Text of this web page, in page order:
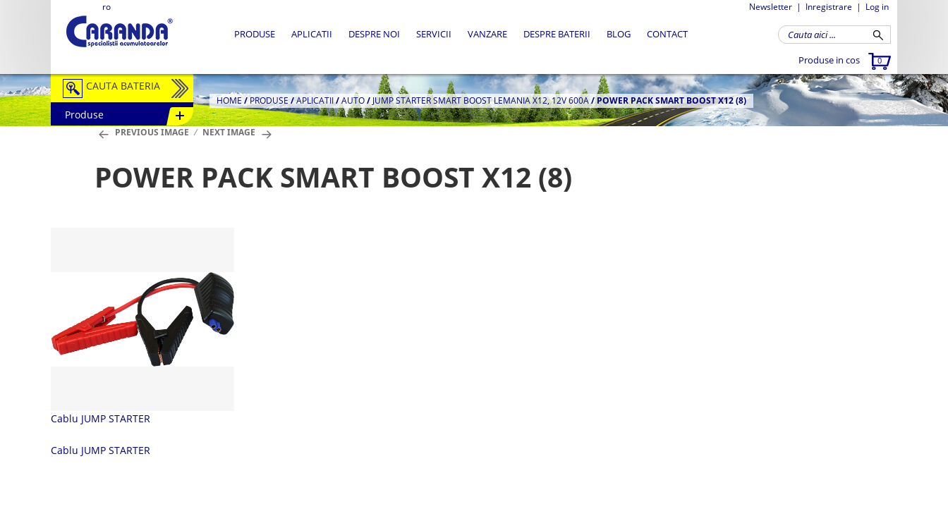
ro Newsletter | Inregistrare | Log in
Produse in cos 0
PRODUSE APLICATII DESPRE NOI SERVICII VANZARE DESPRE BATERII BLOG CONTACT
CAUTA BATERIA
Auto / Moto
Semitractiune
Fotovoltaice
Produse
HOME/PRODUSE /APLICATII/AUTO/ JUMP STARTER SMART BOOST LEMANIA X12, 12V 600A/POWER PACK SMART BOOST X12 (8)
PREVIOUS IMAGE NEXT IMAGE
POWER PACK SMART BOOST X12 (8)
Cablu JUMP STARTER
Cablu JUMP STARTER